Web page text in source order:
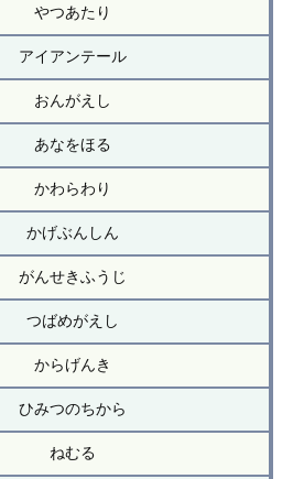
やつあたり
アイアンテール
おんがえし
あなをほる
かわらわり
かげぶんしん
がんせきふうじ
つばめがえし
からげんき
ひみつのちから
ねむる